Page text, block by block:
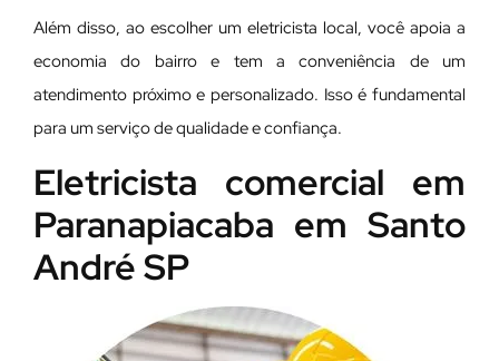
Além disso, ao escolher um eletricista local, você apoia a
economia do bairro e tem a conveniência de um
atendimento próximo e personalizado. Isso é fundamental
para um serviço de qualidade e confiança.
Eletricista comercial em
Paranapiacaba em Santo
André SP